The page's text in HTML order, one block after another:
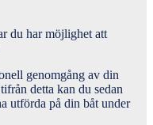
du har möjlighet att
genomgång av din
detta kan du sedan
utförda på din båt under